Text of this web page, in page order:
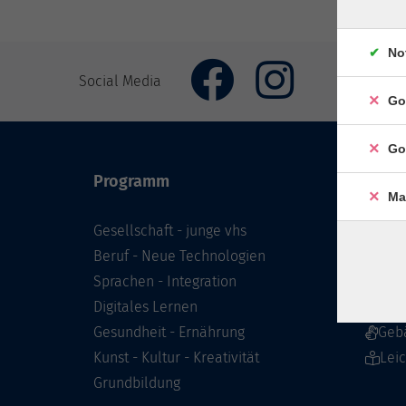
Social Media
Programm
Gesellschaft - junge vhs
Beruf - Neue Technologien
Sprachen - Integration
Digitales Lernen
Gesundheit - Ernährung
Kunst - Kultur - Kreativität
Grundbildung